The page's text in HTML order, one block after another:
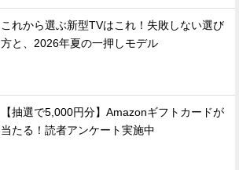
これから選ぶ新型TVはこれ！失敗しない選び
方と、2026年夏の一押しモデル
【抽選で5,000円分】Amazonギフトカードが
当たる！読者アンケート実施中